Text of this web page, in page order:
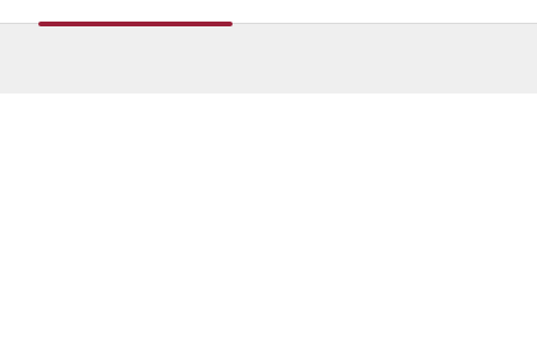
vásárlásaitokhoz. Az alábbiakban
történhessen.